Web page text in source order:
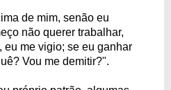
de mim, senão eu
não querer trabalhar,
eu me vigio; se eu ganhar
Vou me demitir?".